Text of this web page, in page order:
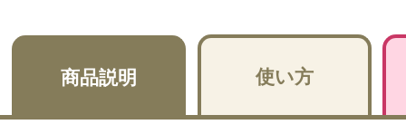
商品説明 使い方